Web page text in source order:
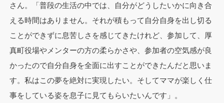
さん。「普段の生活の中では、自分がどうしたいかに向き合
える時間はありません。それが積もって自分自身を出し切る
ことができずに息苦しさを感じてきたけれど、参加して、厚
真町役場やメンターの方の柔らかさや、参加者の空気感が良
かったので自分自身を全面に出すことができたんだと思いま
す。私はこの夢を絶対に実現したい。そしてママが楽しく仕
事をしている姿を息子に見てもらいたいんです」。